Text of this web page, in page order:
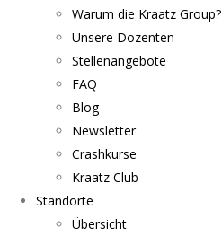
Warum die Kraatz Group?
Unsere Dozenten
Stellenangebote
FAQ
Blog
Newsletter
Crashkurse
Kraatz Club
Standorte
Übersicht